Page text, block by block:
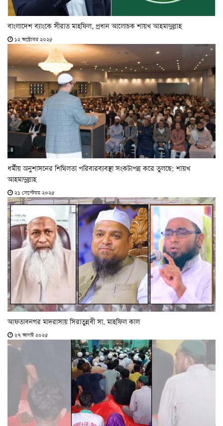
বাংলাদেশ ব্যাংকে সীরাত মাহফিল, প্রধান আলোচক শায়খ আহমাদুল্লাহ
১২ অক্টোবর ২০২৫
ধর্মীয় অনুশাসনের শিথিলতা পরিবারব্যবস্থা সংকটাপন্ন করে তুলছে: শায়খ
আহমাদুল্লাহ
২১ সেপ্টেম্বর ২০২৫
আফতাবনগর মাদরাসায় সিরাতুন্নবী সা. মাহফিল কাল
২৭ আগস্ট ২০২৫